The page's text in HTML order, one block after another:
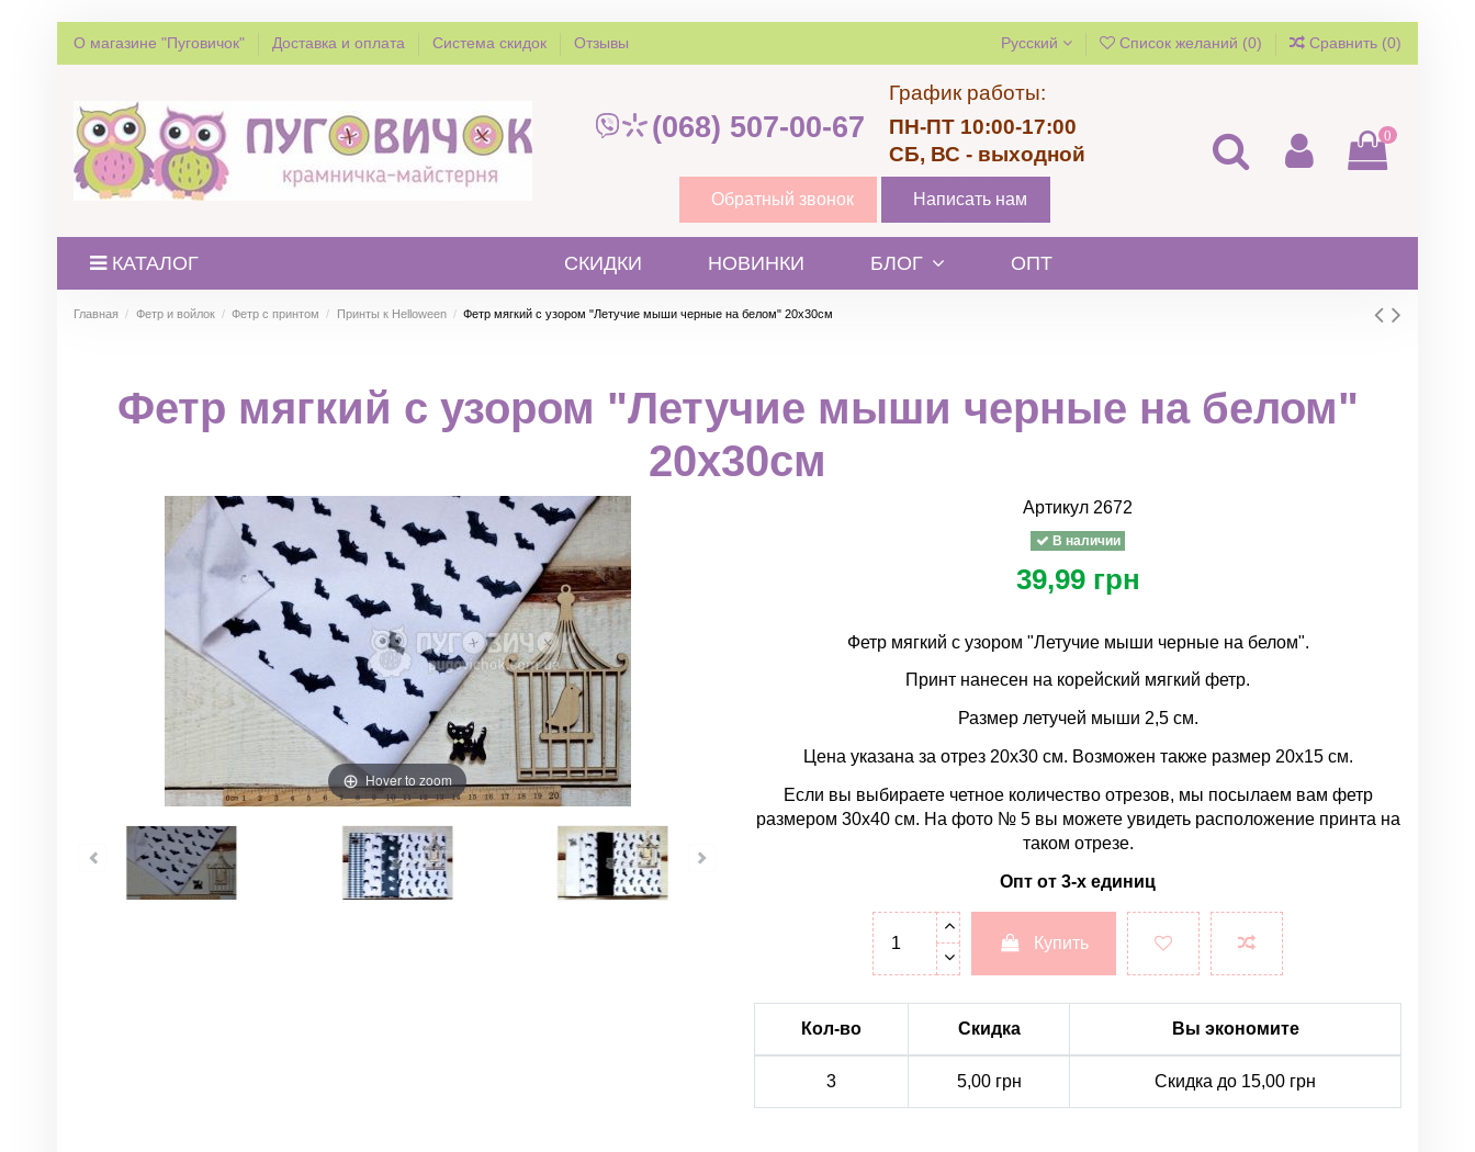
О магазине "Пуговичок" Доставка и оплата Система скидок Отзывы Русский Список желаний (0) Сравнить (0)
(068) 507-00-67
График работы:
ПН-ПТ 10:00-17:00
СБ, ВС - выходной
Обратный звонок Написать нам
0
КАТАЛОГ СКИДКИ НОВИНКИ БЛОГ ОПТ
Главная Фетр и войлок Фетр с принтом Принты к Helloween Фетр мягкий с узором "Летучие мыши черные на белом" 20х30см
Фетр мягкий с узором "Летучие мыши черные на белом"
20х30см
Hover to zoom
Артикул 2672
В наличии
39,99 грн
Фетр мягкий с узором "Летучие мыши черные на белом".
Принт нанесен на корейский мягкий фетр.
Размер летучей мыши 2,5 см.
Цена указана за отрез 20х30 см. Возможен также размер 20х15 см.
Если вы выбираете четное количество отрезов, мы посылаем вам фетр
размером 30х40 см. На фото № 5 вы можете увидеть расположение принта на
таком отрезе.
Опт от 3-х единиц
Купить
Кол-во Скидка Вы экономите
3 5,00 грн Скидка до 15,00 грн